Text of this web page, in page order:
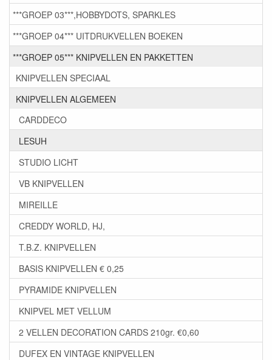
***GROEP 03***,HOBBYDOTS, SPARKLES
***GROEP 04*** UITDRUKVELLEN BOEKEN
***GROEP 05*** KNIPVELLEN EN PAKKETTEN
KNIPVELLEN SPECIAAL
KNIPVELLEN ALGEMEEN
CARDDECO
LESUH
STUDIO LICHT
VB KNIPVELLEN
MIREILLE
CREDDY WORLD, HJ,
T.B.Z. KNIPVELLEN
BASIS KNIPVELLEN € 0,25
PYRAMIDE KNIPVELLEN
KNIPVEL MET VELLUM
2 VELLEN DECORATION CARDS 210gr. €0,60
DUFEX EN VINTAGE KNIPVELLEN